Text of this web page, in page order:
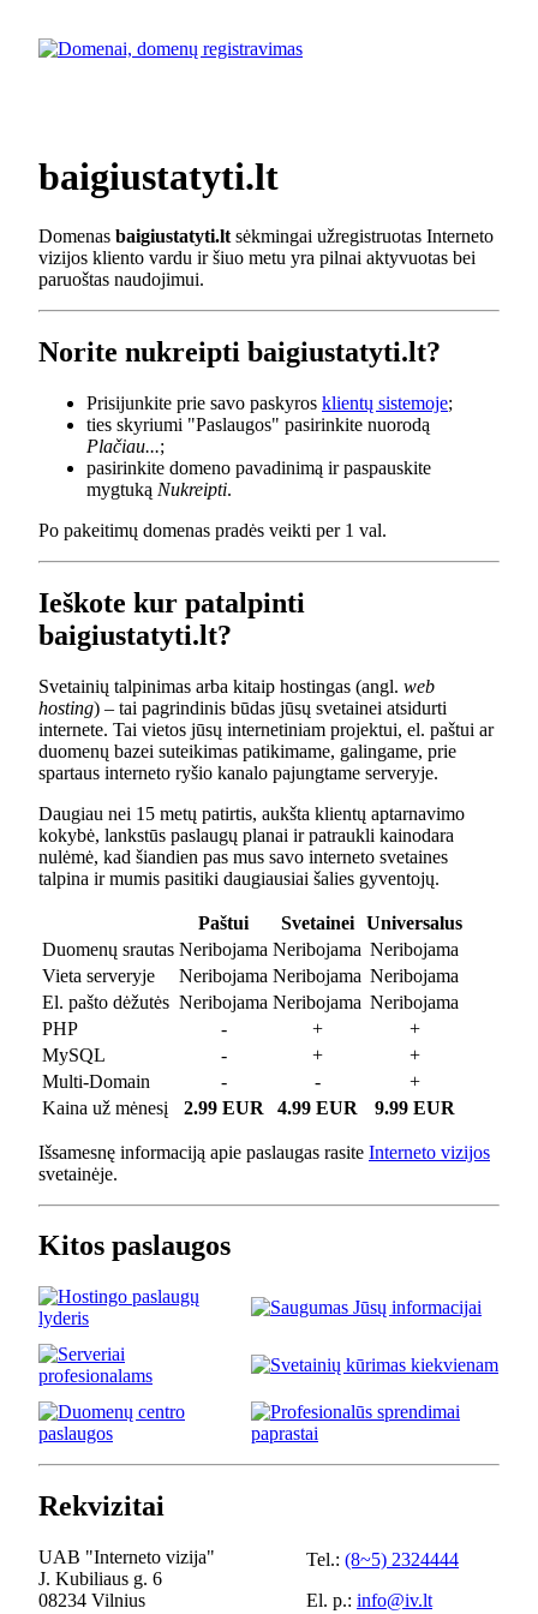
baigiustatyti.lt
Domenas baigiustatyti.lt sėkmingai užregistruotas Interneto
vizijos kliento vardu ir šiuo metu yra pilnai aktyvuotas bei
paruoštas naudojimui.
Norite nukreipti baigiustatyti.lt?
Prisijunkite prie savo paskyros klientų sistemoje;
ties skyriumi "Paslaugos" pasirinkite nuorodą
Plačiau...;
pasirinkite domeno pavadinimą ir paspauskite
mygtuką Nukreipti.
Po pakeitimų domenas pradės veikti per 1 val.
Ieškote kur patalpinti
baigiustatyti.lt?
Svetainių talpinimas arba kitaip hostingas (angl. web
hosting) – tai pagrindinis būdas jūsų svetainei atsidurti
internete. Tai vietos jūsų internetiniam projektui, el. paštui ar
duomenų bazei suteikimas patikimame, galingame, prie
spartaus interneto ryšio kanalo pajungtame serveryje.
Daugiau nei 15 metų patirtis, aukšta klientų aptarnavimo
kokybė, lankstūs paslaugų planai ir patraukli kainodara
nulėmė, kad šiandien pas mus savo interneto svetaines
talpina ir mumis pasitiki daugiausiai šalies gyventojų.
Paštui Svetainei
Universalus
Duomenų srautas Neribojama Neribojama Neribojama
Vieta serveryje
Neribojama Neribojama Neribojama
El. pašto dėžutės Neribojama Neribojama Neribojama
PHP
- +
+
MySQL
- +
+
Multi-Domain
- -
+
Kaina už mėnesį
2.99 EUR 4.99 EUR 9.99 EUR
Išsamesnę informaciją apie paslaugas rasite Interneto vizijos
svetainėje.
Kitos paslaugos
Rekvizitai
UAB "Interneto vizija"
J. Kubiliaus g. 6
08234 Vilnius
Tel.: (8~5) 2324444
El. p.: info@iv.lt